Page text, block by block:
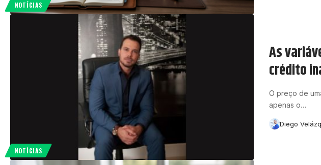
NOTÍCIAS
NOTÍCIAS
As
crédito
O preço de
apenas o…
Diego